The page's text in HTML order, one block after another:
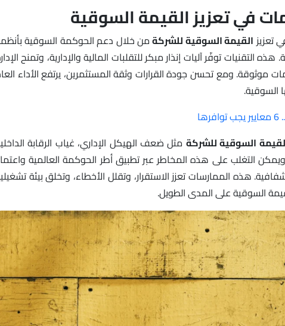
في تعزيز القيمة السوقية
تعزيزالقيمة السوقية للشركةمن خلال دعم الحوكمة السوقية
التقنيات توفّر آليات إنذار مبكر للتقلبات المالية والإدارية، وتمنح
موثوقة. ومع تحسن جودة القرارات وثقة المستثمرين، يرتفع الأداء
السوقية.
السوقية للشركة مثل ضعف الهيكل الإداري، غياب الرقابة
التغلب على هذه المخاطر عبر تطبيق أطر الحوكمة العالمية
هذه الممارسات تعزز الاستقرار، وتقلل الأخطاء، وتخلق بيئة
السوقية على المدى الطويل.